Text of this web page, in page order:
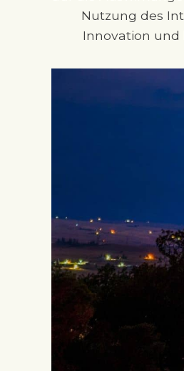
Nutzung des
Innovation und